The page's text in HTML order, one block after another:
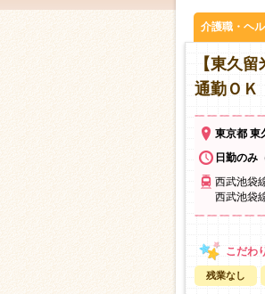
介護職・ヘ
【東久
通勤ＯＫ
東京都 東
日勤のみ
西武池袋
西武池袋
残業なし